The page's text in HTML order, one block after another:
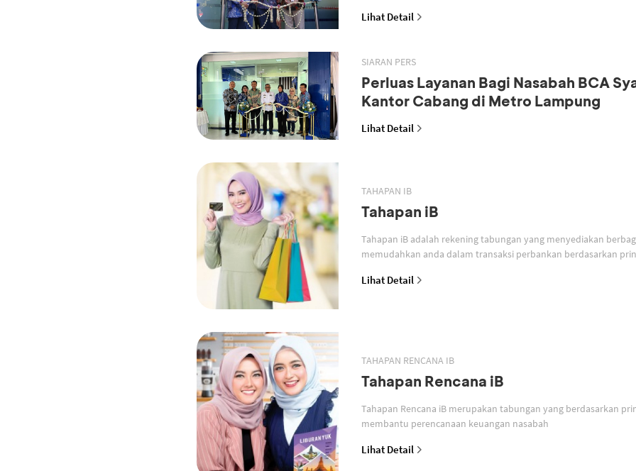
Lihat Detail
SIARAN PERS
Perluas Layanan Bagi Nasabah BCA
Kantor Cabang di Metro Lampung
Lihat Detail
TAHAPAN IB
Tahapan iB
Tahapan iB adalah rekening tabungan yang menyediakan
memudahkan anda dalam transaksi perbankan berdasarkan
Lihat Detail
TAHAPAN RENCANA IB
Tahapan Rencana iB
Tahapan Rencana iB merupakan tabungan yang berdasarkan
membantu perencanaan keuangan nasabah
Lihat Detail